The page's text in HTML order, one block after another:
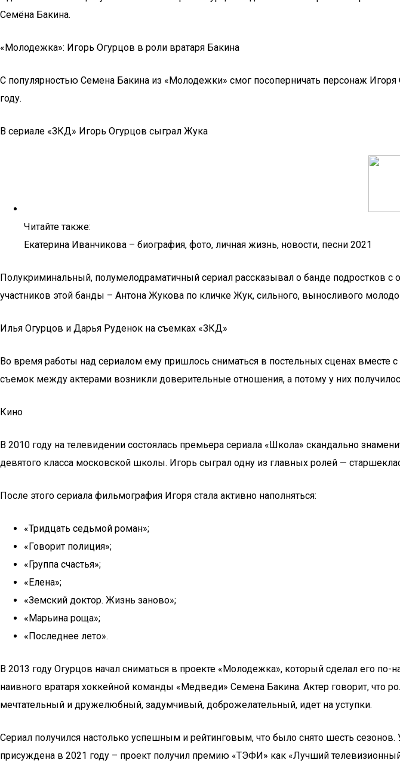
Семёна Бакина.
«Молодежка»: Игорь Огурцов в роли вратаря Бакина
С популярностью Семена Бакина из «Молодежки» смог посоперничать персонаж
году.
В сериале «ЗКД» Игорь Огурцов сыграл Жука
Читайте также:
Екатерина Иванчикова – биография, фото, личная жизнь, новости, песни 2021
Полукриминальный, полумелодраматичный сериал рассказывал о банде подростков
участников этой банды – Антона Жукова по кличке Жук, сильного, выносливого
Илья Огурцов и Дарья Руденок на съемках «ЗКД»
Во время работы над сериалом ему пришлось сниматься в постельных сценах вместе
съемок между актерами возникли доверительные отношения, а потому у них
Кино
В 2010 году на телевидении состоялась премьера сериала «Школа» скандально
девятого класса московской школы. Игорь сыграл одну из главных ролей —
После этого сериала фильмография Игоря стала активно наполняться:
«Тридцать седьмой роман»;
«Говорит полиция»;
«Группа счастья»;
«Елена»;
«Земский доктор. Жизнь заново»;
«Марьина роща»;
«Последнее лето».
В 2013 году Огурцов начал сниматься в проекте «Молодежка», который сделал его
наивного вратаря хоккейной команды «Медведи» Семена Бакина. Актер говорит, что
мечтательный и дружелюбный, задумчивый, доброжелательный, идет на уступки.
Сериал получился настолько успешным и рейтинговым, что было снято шесть
присуждена в 2021 году – проект получил премию «ТЭФИ» как «Лучший